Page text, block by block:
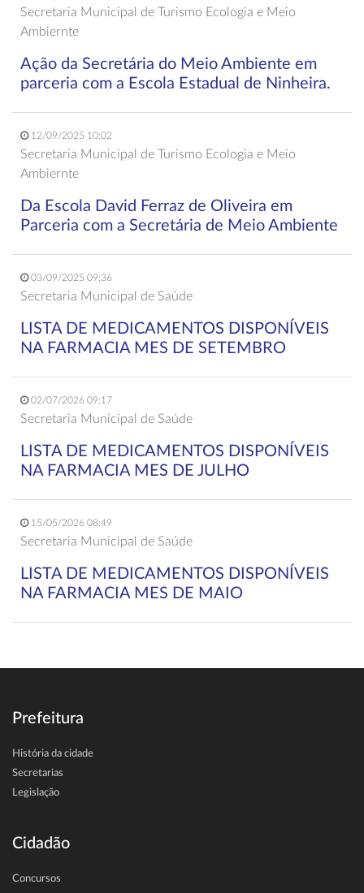
Secretaria Municipal de Turismo Ecologia e Meio
Ambiernte
Ação da Secretária do Meio Ambiente em
parceria com a Escola Estadual de Ninheira.
12/09/2025 10:02
Secretaria Municipal de Turismo Ecologia e Meio
Ambiernte
Da Escola David Ferraz de Oliveira em
Parceria com a Secretária de Meio Ambiente
03/09/2025 09:36
Secretaria Municipal de Saúde
LISTA DE MEDICAMENTOS DISPONÍVEIS
NA FARMACIA MES DE SETEMBRO
02/07/2026 09:17
Secretaria Municipal de Saúde
LISTA DE MEDICAMENTOS DISPONÍVEIS
NA FARMACIA MES DE JULHO
15/05/2026 08:49
Secretaria Municipal de Saúde
LISTA DE MEDICAMENTOS DISPONÍVEIS
NA FARMACIA MES DE MAIO
Prefeitura
História da cidade
Secretarias
Legislação
Cidadão
Concursos